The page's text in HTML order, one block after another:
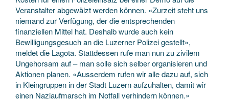
Veranstalter abgewälzt werden können. «Zurzeit steht uns
niemand zur Verfügung, der die entsprechenden
finanziellen Mittel hat. Deshalb wurde auch kein
Bewilligungsgesuch an die Luzerner Polizei gestellt»,
meldet die Lagota. Stattdessen rufe man nun zu zivilem
Ungehorsam auf – man solle sich selber organisieren und
Aktionen planen. «Ausserdem rufen wir alle dazu auf, sich
in Kleingruppen in der Stadt Luzern aufzuhalten, damit wir
einen Naziaufmarsch im Notfall verhindern können.»